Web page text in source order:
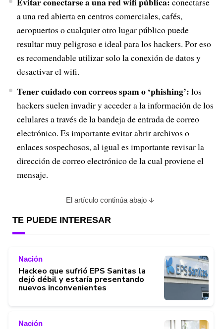
a una red abierta en centros comerciales, cafés,
aeropuertos o cualquier otro lugar público puede
resultar muy peligroso e ideal para los hackers. Por eso
es recomendable utilizar solo la conexión de datos y
desactivar el wifi.
Tener cuidado con correos spam o ‘phishing’: los
hackers suelen invadir y acceder a la información de los
celulares a través de la bandeja de entrada de correo
electrónico. Es importante evitar abrir archivos o
enlaces sospechosos, al igual es importante revisar la
dirección de correo electrónico de la cual proviene el
mensaje.
El artículo continúa abajo
TE PUEDE INTERESAR
Nación
Hackeo que sufrió EPS Sanitas la
dejó débil y estaría presentando
nuevos inconvenientes
Nación